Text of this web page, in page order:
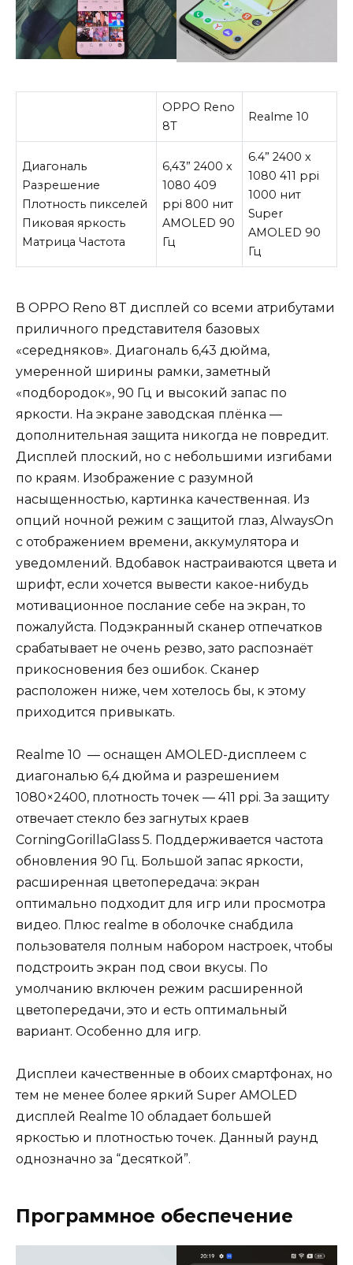
OPPO Reno
8T
Realme 10
Диагональ
Разрешение
Плотность пикселей
Пиковая яркость
Матрица Частота
6,43” 2400 x
1080 409
ppi 800 нит
AMOLED 90
Гц
6.4” 2400 x
1080 411 ppi
1000 нит
Super
AMOLED 90
Гц
В OPPO Reno 8T дисплей со всеми атрибутами
приличного представителя базовых
«середняков». Диагональ 6,43 дюйма,
умеренной ширины рамки, заметный
«подбородок», 90 Гц и высокий запас по
яркости. На экране заводская плёнка —
дополнительная защита никогда не повредит.
Дисплей плоский, но с небольшими изгибами
по краям. Изображение с разумной
насыщенностью, картинка качественная. Из
опций ночной режим с защитой глаз, AlwaysOn
с отображением времени, аккумулятора и
уведомлений. Вдобавок настраиваются цвета и
шрифт, если хочется вывести какое-нибудь
мотивационное послание себе на экран, то
пожалуйста. Подэкранный сканер отпечатков
срабатывает не очень резво, зато распознаёт
прикосновения без ошибок. Сканер
расположен ниже, чем хотелось бы, к этому
приходится привыкать.
Realme 10 — оснащен AMOLED-дисплеем с
диагональю 6,4 дюйма и разрешением
1080×2400, плотность точек — 411 ppi. За защиту
отвечает стекло без загнутых краев
CorningGorillaGlass 5. Поддерживается частота
обновления 90 Гц. Большой запас яркости,
расширенная цветопередача: экран
оптимально подходит для игр или просмотра
видео. Плюс realme в оболочке снабдила
пользователя полным набором настроек, чтобы
подстроить экран под свои вкусы. По
умолчанию включен режим расширенной
цветопередачи, это и есть оптимальный
вариант. Особенно для игр.
Дисплеи качественные в обоих смартфонах, но
тем не менее более яркий Super AMOLED
дисплей Realme 10 обладает большей
яркостью и плотностью точек. Данный раунд
однозначно за “десяткой”.
Программное обеспечение